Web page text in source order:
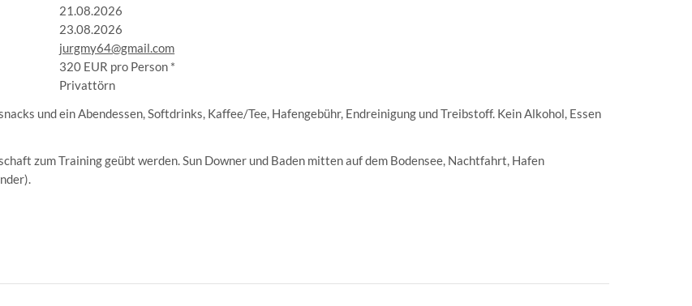
21.08.2026
23.08.2026
jurgmy64@gmail.com
320 EUR pro Person *
Privattörn
und ein Abendessen, Softdrinks, Kaffee/Tee, Hafengebühr, Endreinigung und Treibstoff. Kein Alkohol, Essen
zum Training geübt werden.Sun Downer und Baden mitten auf dem Bodensee, Nachtfahrt, Hafen